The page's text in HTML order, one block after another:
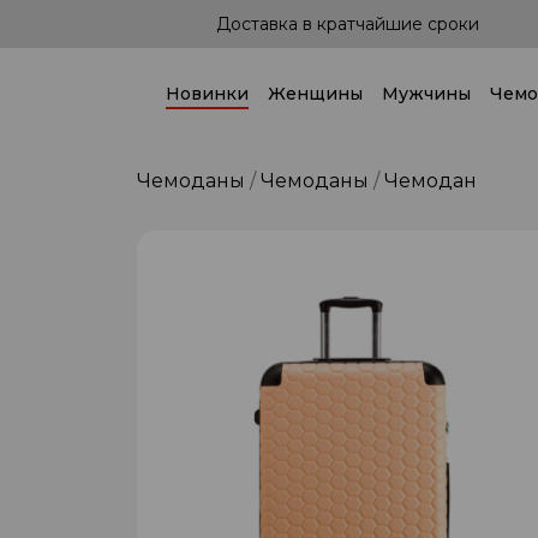
Доставка по всей стране!
Новинки Женщины Мужчины
Чемоданы Чемоданы Чемодан